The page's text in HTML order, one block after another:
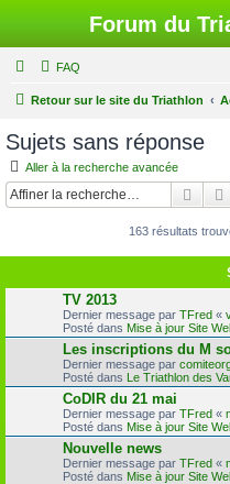
Forum du
FAQ
Retour sur le site du Triathlon
Sujets sans réponse
Aller à la recherche avancée
163 résultats
TV 2013
Dernier message par TFred «
Posté dans Mise à jour Site
Les inscriptions du M
Dernier message par
Posté dans Le Triathlon des
CoDIR du 21 mai
Dernier message par TFred «
Posté dans Mise à jour Site
Nouvelle news
Dernier message par TFred «
Posté dans Mise à jour Site